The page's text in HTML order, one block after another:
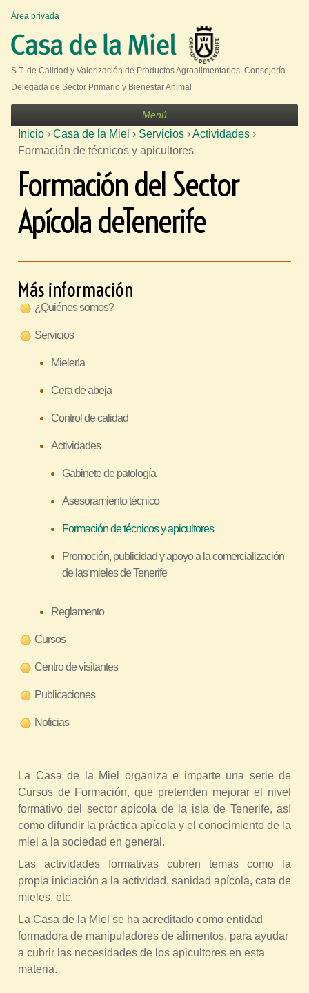
S.T. de Calidad y Valorización de Productos Agroalimentarios. Consejería
Delegada de Sector Primario y Bienestar Animal
U
s
e
r
m
e
n
Área privada
Menú
S
e
e
n
c
n
t
r
a
Inicio › Casa de la Miel › Servicios ›Actividades ›
Formación de técnicos y apicultores
Formación del Sector
Apícola deTenerife
Más información
¿Quiénes somos?
Servicios
Mielería
Cera de abeja
Control de calidad
Actividades
Gabinete de patología
Asesoramiento técnico
Formación de técnicos y apicultores
Promoción, publicidad y apoyo a la comercialización
de las mieles de Tenerife
Reglamento
Cursos
Centro de visitantes
Publicaciones
Noticias
La Casa de la Miel organiza e imparte una serie de
Cursos de Formación, que pretenden mejorar el nivel
formativo del sector apícola de la isla de Tenerife, así
como difundir la práctica apícola y el conocimiento de la
miel a la sociedad en general.
Las actividades formativas cubren temas como la
propia iniciación a la actividad, sanidad apícola, cata de
mieles, etc.
La Casa de la Miel se ha acreditado como entidad
formadora de manipuladores de alimentos, para ayudar
a cubrir las necesidades de los apicultores en esta
materia.